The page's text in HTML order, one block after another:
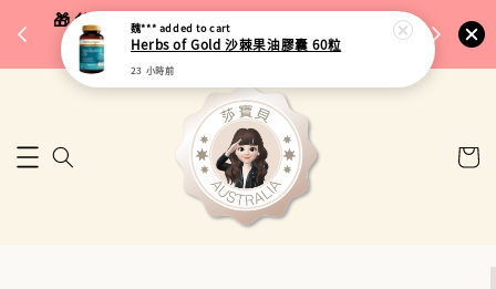
🎁 父親節限定｜全館96折・指定品牌88折｜滿
$5,000再折$100
🚚 台
魏*** added to cart
Herbs of Gold 沙棘果油膠囊 60粒
23 小時前